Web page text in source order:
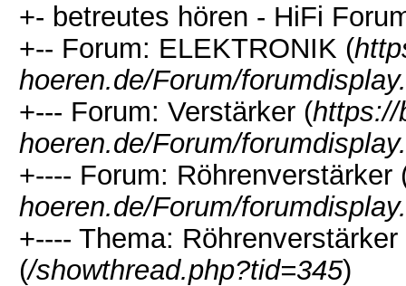
+- betreutes hören - HiFi
+-- Forum: ELEKTRONIK (
hoeren.de/Forum/
+--- Forum: Verstärker (https://
hoeren.de/Forum/
+---- Forum: Röhrenverstärker
hoeren.de/Forum/
+---- Thema:
(/showthread.php?tid=345)